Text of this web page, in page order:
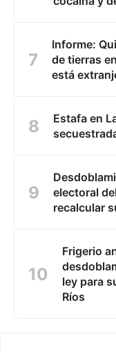
Informe:
de tierras
está
Estafa en
electoral
recalcular
Frigerio
ley para
Ríos